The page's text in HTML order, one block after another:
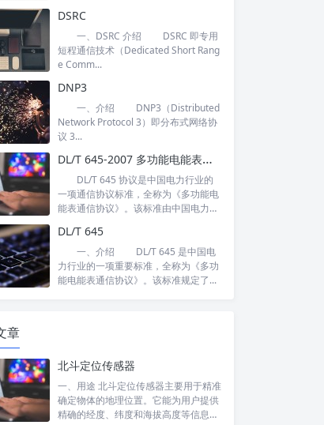
DSRC
一、DSRC 介绍 DSRC 即专用
短程通信技术（Dedicated Short Rang
e Comm...
DNP3
一、介绍 DNP3（Distributed
Network Protocol 3）即分布式网络协
议 3...
DL/T 645-2007 多功能电能表通信协议
DL/T 645 协议是中国电力行业的
一项通信协议标准，全称为《多功能电
能表通信协议》。该标准由中国电力
DL/T 645
一、介绍 DL/T 645 是中国电
力行业的一项重要标准，全称为《多功
能电能表通信协议》。该标准规定了...
章
北斗定位传感器
一、用途 北斗定位传感器主要用于精准
确定物体的地理位置。它能为用户提供
精确的经度、纬度和海拔高度等信息。